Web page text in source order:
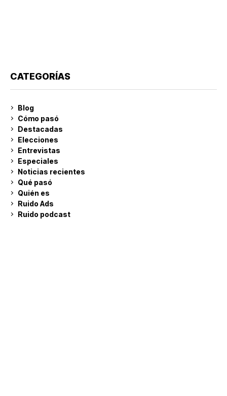
CATEGORÍAS
Blog
Cómo pasó
Destacadas
Elecciones
Entrevistas
Especiales
Noticias recientes
Qué pasó
Quién es
Ruido Ads
Ruido podcast